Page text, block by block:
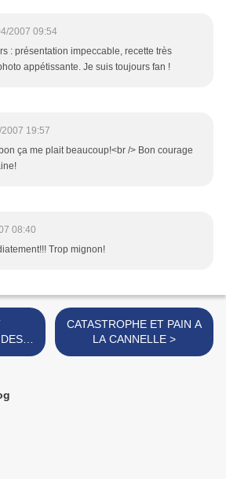
2007 09:54
: présentation impeccable, recette très
appétissante. Je suis toujours fan !
19:57
ça me plait beaucoup!<br /> Bon courage
08:40
Trop mignon!
CATASTROPHE ET PAIN A
LA CANNELLE >